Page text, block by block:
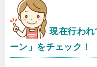
現在行わ
ーン」をチェック！